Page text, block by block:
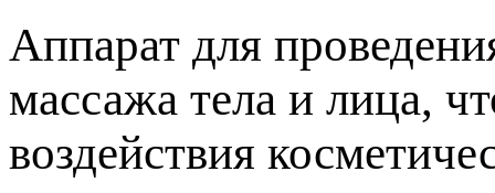
Аппарат для
массажа тела и лица,
воздействия